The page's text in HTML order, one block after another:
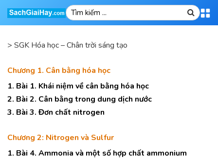
> SGK Hóa học – Chân trời sáng tạo
Chương 1. Cân bằng hóa học
1. Bài 1. Khái niệm về cân bằng hóa học
2. Bài 2. Cân bằng trong dung dịch nước
3. Bài 3. Đơn chất nitrogen
Chương 2: Nitrogen và Sulfur
1. Bài 4. Ammonia và một số hợp chất ammonium